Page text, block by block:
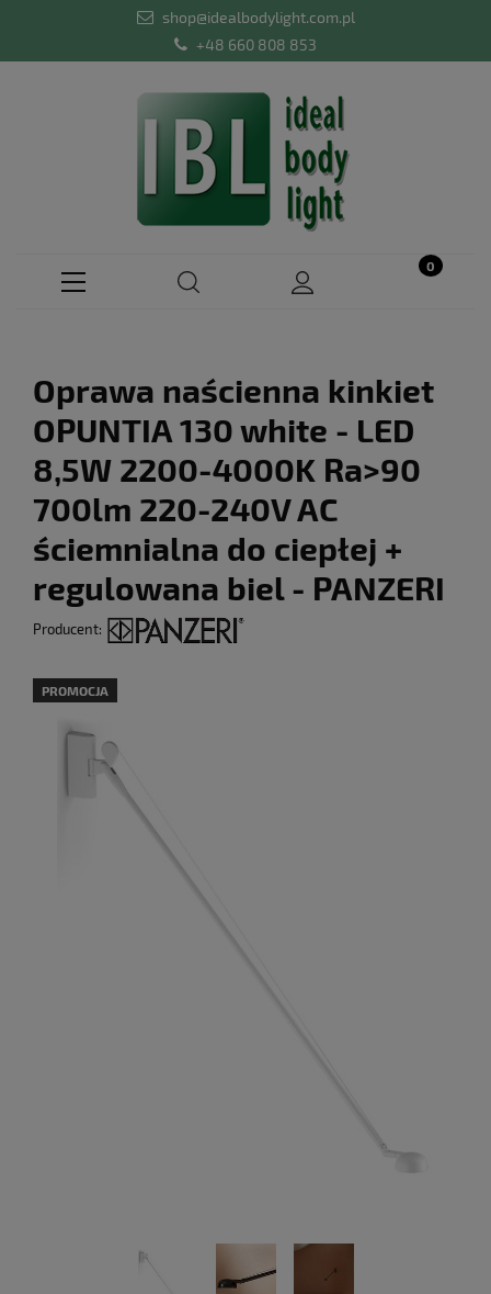
shop@idealbodylight.com.pl
+48 660 808 853
Oprawa naścienna kinkiet
OPUNTIA 130 white - LED
8,5W 2200-4000K Ra>90
700lm 220-240V AC
ściemnialna do ciepłej +
regulowana biel - PANZERI
Producent:
PROMOCJA